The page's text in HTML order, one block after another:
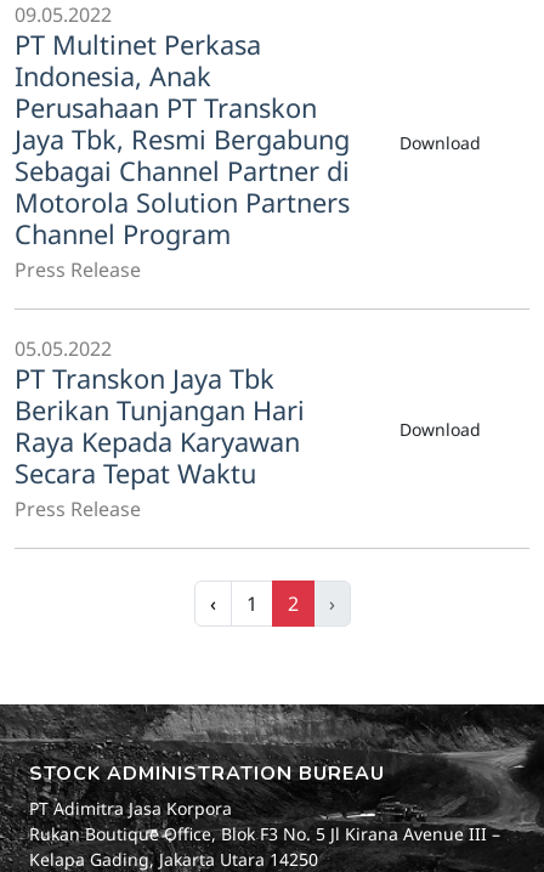
09.05.2022
PT Multinet Perkasa
Indonesia, Anak
Perusahaan PT Transkon
Jaya Tbk, Resmi Bergabung
Sebagai Channel Partner di
Motorola Solution Partners
Channel Program
Press Release
Download
05.05.2022
PT Transkon Jaya Tbk
Berikan Tunjangan Hari
Raya Kepada Karyawan
Secara Tepat Waktu
Press Release
Download
‹ 1 2 ›
STOCK ADMINISTRATION BUREAU
PT Adimitra Jasa Korpora
Rukan Boutique Office, Blok F3 No. 5 Jl Kirana Avenue III –
Kelapa Gading, Jakarta Utara 14250